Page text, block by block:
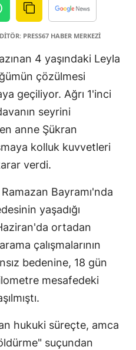
PRESS67 HABER MERKEZİ
4 yaşındaki Leyla
çözülmesi
geçiliyor. Ağrı 1'inci
seyrini
anne Şükran
kolluk kuvvetleri
verdi.
Ramazan Bayramı'nda
yaşadığı
ortadan
çalışmalarının
bedenine, 18 gün
mesafedeki
hukuki süreçte, amca
suçundan